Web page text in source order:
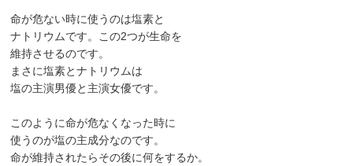
命が危ない時に使うのは塩素と
ナトリウムです。この2つが生命を
維持させるのです。
まさに塩素とナトリウムは
塩の主演男優と主演女優です。
このように命が危なくなった時に
使うのが塩の主成分なのです。
命が維持されたらその後に何をするか。